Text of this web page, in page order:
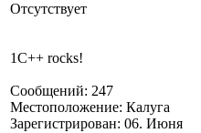
Отсутствует
1C++ rocks!
Сообщений: 247
Местоположение: Калуга
Зарегистрирован: 06. Июня